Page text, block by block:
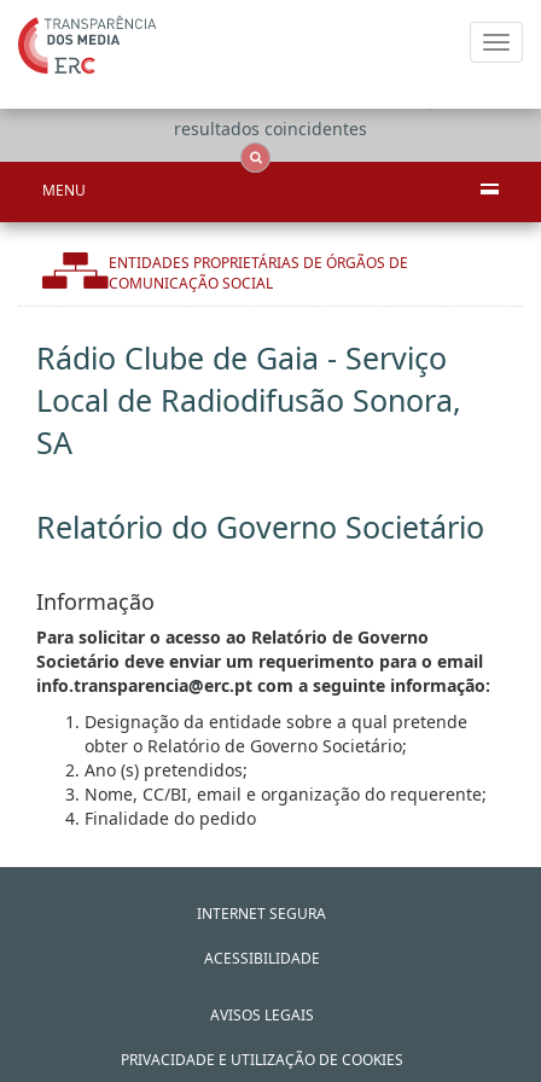
resultados coincidentes
MENU
ENTIDADES PROPRIETÁRIAS DE ÓRGÃOS DE
COMUNICAÇÃO SOCIAL
Rádio Clube de Gaia - Serviço
Local de Radiodifusão Sonora,
SA
Relatório do Governo Societário
Informação
Para solicitar o acesso ao Relatório de Governo
Societário deve enviar um requerimento para o email
info.transparencia@erc.pt com a seguinte informação:
Designação da entidade sobre a qual pretende
obter o Relatório de Governo Societário;
Ano (s) pretendidos;
Nome, CC/BI, email e organização do requerente;
Finalidade do pedido
INTERNET SEGURA
ACESSIBILIDADE
AVISOS LEGAIS
PRIVACIDADE E UTILIZAÇÃO DE COOKIES